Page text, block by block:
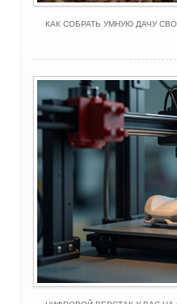
КАК СОБРАТЬ УМНУЮ ДАЧУ